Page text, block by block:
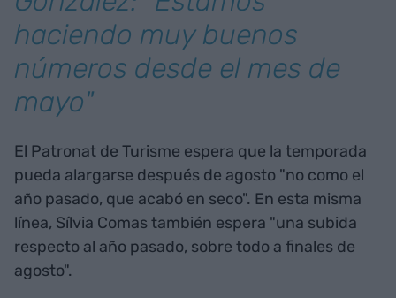
haciendo muy buenos
números desde el mes de
mayo"
El Patronat de Turisme espera que la temporada
pueda alargarse después de agosto "no como el
año pasado, que acabó en seco". En esta misma
línea, Sílvia Comas también espera "una subida
respecto al año pasado, sobre todo a finales de
agosto".